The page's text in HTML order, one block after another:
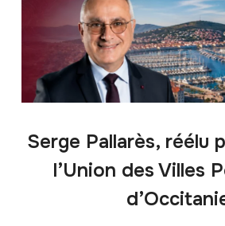
Serge Pallarès, réélu
l’Union des Villes